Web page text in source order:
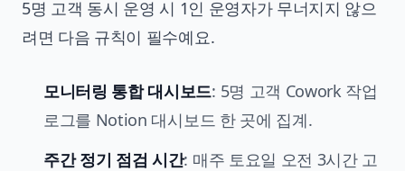
5명 고객 동시 운영 시 1인 운영자가 무너지지 않으
려면 다음 규칙이 필수예요.
모니터링 통합 대시보드: 5명 고객 Cowork 작업
로그를 Notion 대시보드 한 곳에 집계.
주간 정기 점검 시간: 매주 토요일 오전 3시간 고